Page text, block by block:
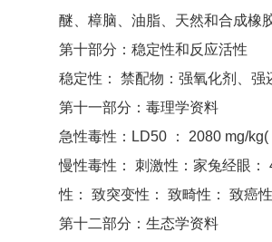
醚、樟脑、油脂、天然和合成橡
第十部分：稳定性和反应活性
稳定性： 禁配物：强氧化剂、
第十一部分：毒理学资料
急性毒性：LD50 ： 2080 mg/
慢性毒性： 刺激性：家兔经眼
性： 致突变性： 致畸性： 致癌性
第十二部分：生态学资料